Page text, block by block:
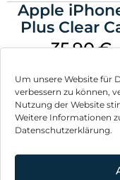
Um unsere Website für
verbessern zu können,
Nutzung der Website
Weitere Informationen
Datenschutzerklärung.
Apple
Plus Clear
MagSafe
35,90€